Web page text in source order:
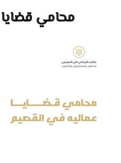
محامي قضايا